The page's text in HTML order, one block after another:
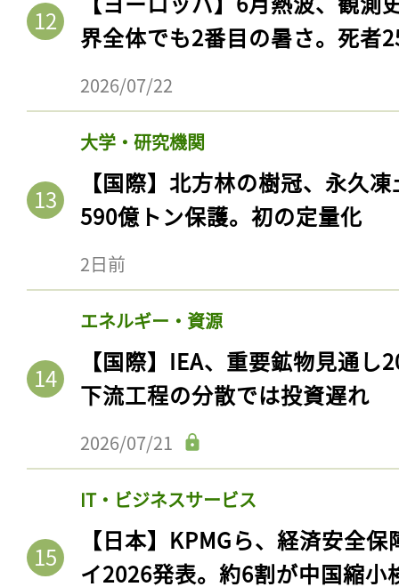
界全体でも2番目の暑さ。死者
2026/07/22
大学・研究機関
【国際】北方林の樹冠、永久
590億トン保護。初の定量化
2日前
エネルギー・資源
【国際】IEA、重要鉱物見通
下流工程の分散では投資遅れ
2026/07/21
IT・ビジネスサービス
【日本】KPMGら、経済安全
イ2026発表。約6割が中国縮小
記事をお気に入りに
ログインが必
ログイン
会員登録